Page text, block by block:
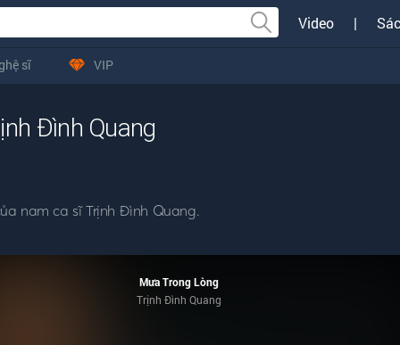
Video |
sĩ VIP
Đình Quang
nam ca sĩ Trịnh Đình Quang.
Mưa Trong Lòng
Trịnh Đình Quang